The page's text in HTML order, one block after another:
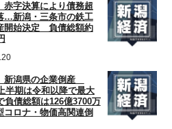
赤字決算により債務超
…新潟・三条市の鉄工
開始決定 負債総額約
新潟県の企業倒産
半期は令和以降で最大
負債総額は126億3700万
ロナ・物価高関連倒